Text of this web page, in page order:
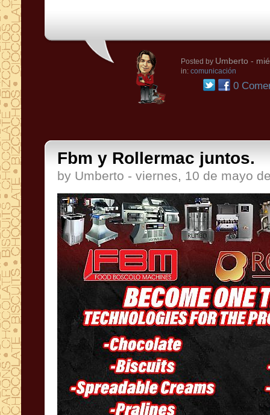
Posted by Umberto -
in: comunicación
0
Fbm y Rollermac juntos.
by Umberto - viernes, 10 de mayo